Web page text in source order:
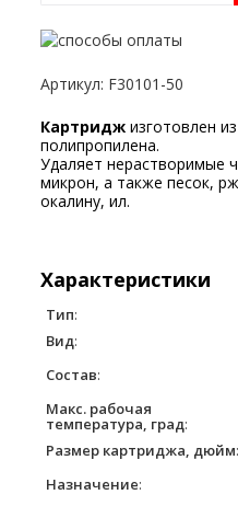
Артикул: F30101-50
Картридж изготовлен
полипропилена.
Удаляет нерастворимые
микрон, а также песок,
окалину, ил.
Характеристики
Тип:
Вид:
Состав:
Макс. рабочая
температура, град:
Размер картриджа, дюйм:
Назначение: